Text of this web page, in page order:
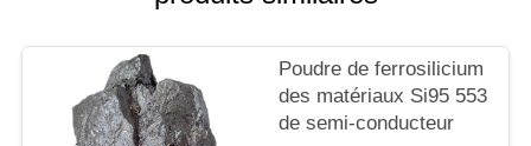
DU
Poudre de ferrosilicium
des matériaux Si95 553
de semi-conducteur